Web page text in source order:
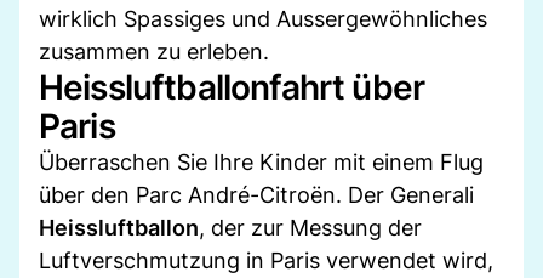
wirklich Spassiges und Aussergewöhnliches
zusammen zu erleben.
Heissluftballonfahrt über
Paris
Überraschen Sie Ihre Kinder mit einem Flug
über den Parc André-Citroën. Der Generali
Heissluftballon, der zur Messung der
Luftverschmutzung in Paris verwendet wird,